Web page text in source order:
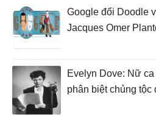
Google đổi Doodle
Jacques Omer
Evelyn Dove: Nữ
phân biệt chủng tộc